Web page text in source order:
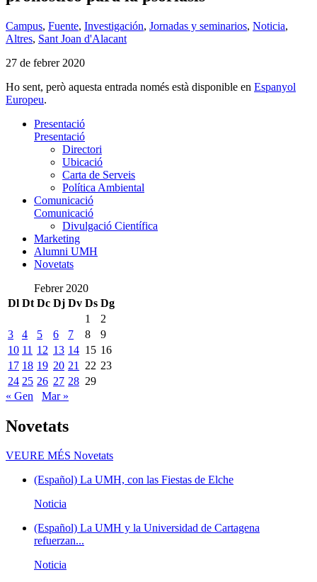
Campus, Fuente, Investigación, Jornadas y seminarios, Noticia,
Altres, Sant Joan d'Alacant
27 de febrer 2020
Ho sent, però aquesta entrada només està disponible en Espanyol
Europeu.
Presentació
Presentació
Directori
Ubicació
Carta de Serveis
Política Ambiental
Comunicació
Comunicació
Divulgació Científica
Marketing
Alumni UMH
Novetats
Febrer 2020
Dl Dt Dc Dj Dv Ds Dg
1
2
3
4 5 6 7 8
9
10 11 12 13 14 15 16
17 18 19 20 21 22 23
24 25 26 27 28 29
« Gen
Mar »
Novetats
VEURE MÉS Novetats
(Español) La UMH, con las Fiestas de Elche
Noticia
(Español) La UMH y la Universidad de Cartagena
refuerzan...
Noticia